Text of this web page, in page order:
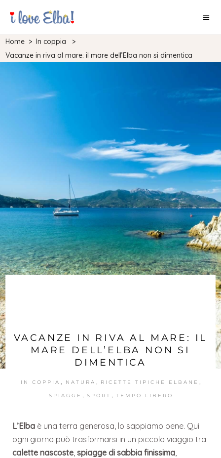
Home >In coppia
>
Vacanze in riva al mare: il mare dell’Elba non si dimentica
VACANZE IN RIVA AL MARE: IL
MARE DELL’ELBA NON SI
DIMENTICA
IN COPPIA , NATURA , RICETTE TIPICHE ELBANE ,
SPIAGGE , SPORT , TEMPO LIBERO
L’Elba è una terra generosa, lo sappiamo bene. Qui
ogni giorno può trasformarsi in un piccolo viaggio tra
calette nascoste,spiagge di sabbia finissima,